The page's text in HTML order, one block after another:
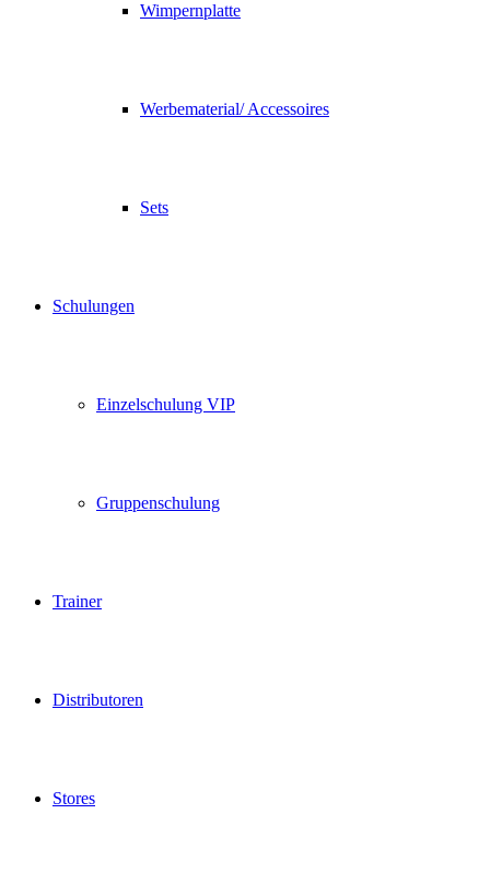
Wimpernplatte
Werbematerial/ Accessoires
Sets
Schulungen
Einzelschulung VIP
Gruppenschulung
Trainer
Distributoren
Stores